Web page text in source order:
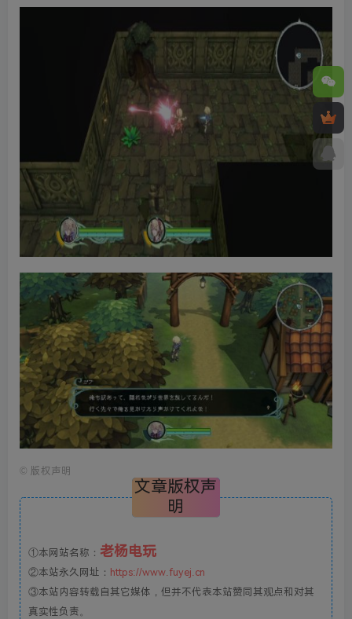
© 版权声明
文章版权声
明
①本网站名称： 老杨电玩
②本站永久网址： https://www.fuyej.cn
③本站内容转载自其它媒体，但并不代表本站赞同其观点和对其
真实性负责。